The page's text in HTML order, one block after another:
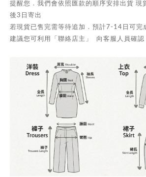
提醒您．我們會依照匯款的順序安排出貨 現
後3日寄出
若現貨已售完需等待追加．預計7-14日可完
建議您可利用「聯絡店主」 向客服人員確認